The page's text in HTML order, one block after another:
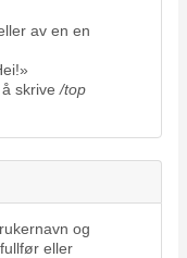
av en en
skrive /top
og
eller